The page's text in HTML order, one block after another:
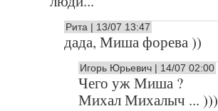
Рита | 13/07 13:47
дада, Миша форева ))
Игорь Юрьевич | 14/07 02:00
Чего уж Миша ?
Михал Михалыч ... )))